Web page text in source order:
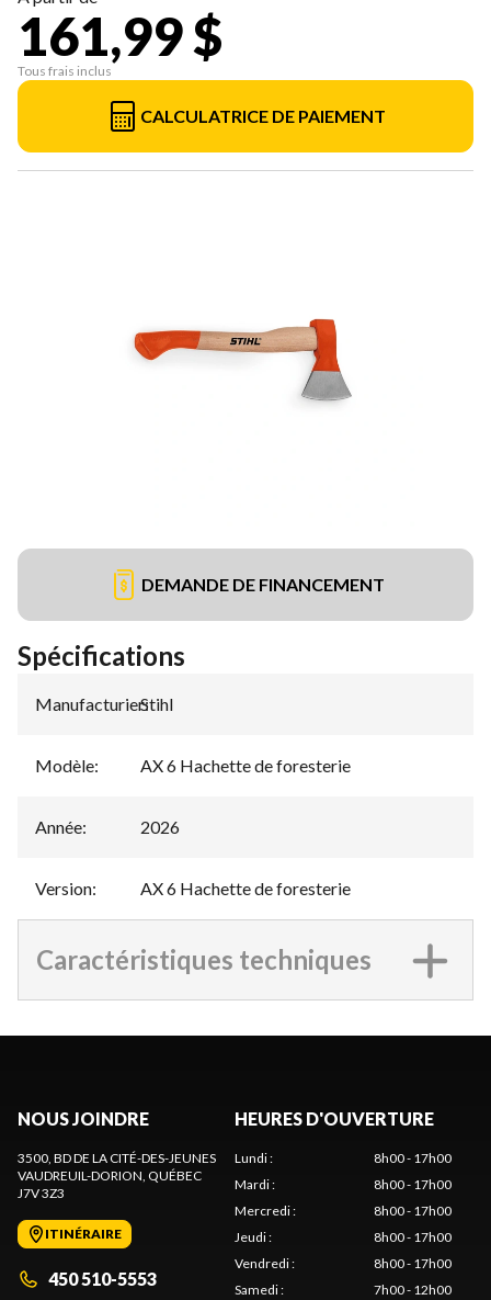
161,99 $
Tous frais inclus
CALCULATRICE DE PAIEMENT
DEMANDE DE FINANCEMENT
Spécifications
Manufacturier:
Stihl
Modèle: AX 6 Hachette de foresterie
Année: 2026
Version: AX 6 Hachette de foresterie
Caractéristiques techniques
NOUS JOINDRE
3500, BD DE LA CITÉ-DES-JEUNES
VAUDREUIL-DORION, QUÉBEC
J7V 3Z3
ITINÉRAIRE
450 510-5553
HEURES D'OUVERTURE
Lundi:
8h00 - 17h00
Mardi:
8h00 - 17h00
Mercredi:
8h00 - 17h00
Jeudi:
8h00 - 17h00
Vendredi:
8h00 - 17h00
Samedi: 7h00 - 12h00